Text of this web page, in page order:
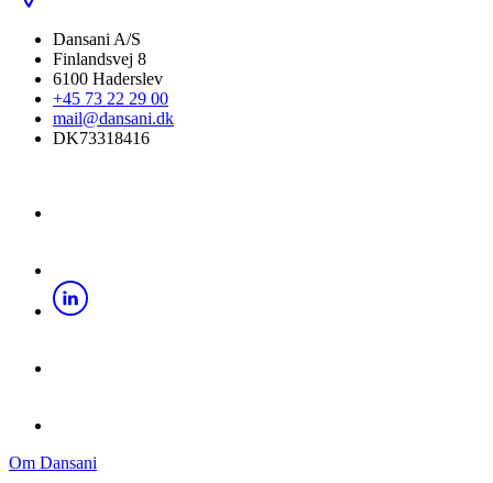
Dansani A/S
Finlandsvej 8
6100 Haderslev
+45 73 22 29 00
mail@dansani.dk
DK73318416
Om Dansani